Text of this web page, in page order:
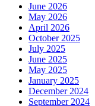
June 2026
May 2026
April 2026
October 2025
July 2025
June 2025
May 2025
January 2025
December 2024
September 2024